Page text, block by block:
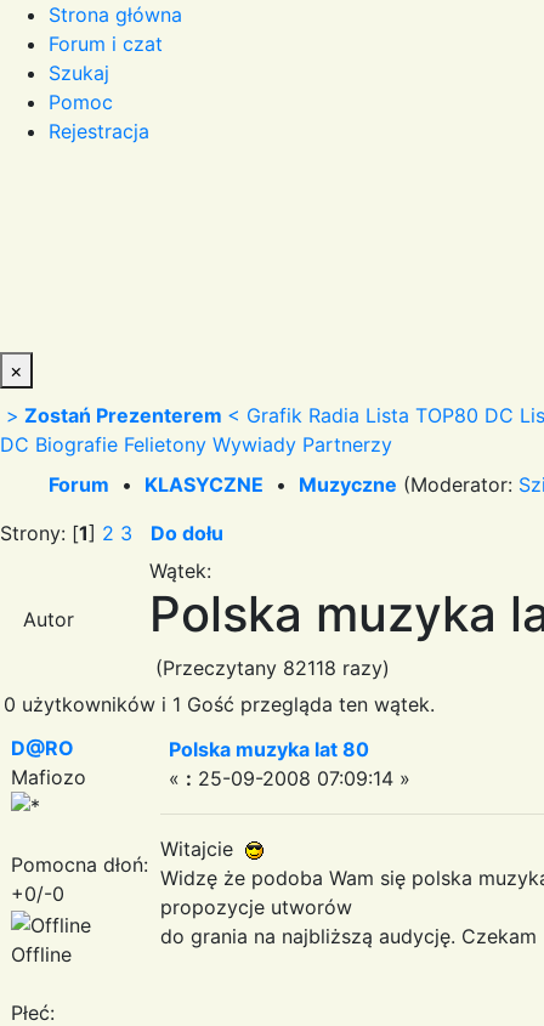
Strona główna
Forum i czat
Szukaj
Pomoc
Rejestracja
×
> Zostań Prezenterem < Grafik Radia Lista TOP80 DC
DC Biografie Felietony Wywiady Partnerzy
Forum • KLASYCZNE • Muzyczne (Moderator:
Strony: [1] 2 3 Do dołu
Autor
Wątek:
Polska muzyka
(Przeczytany 82118 razy)
0 użytkowników i 1 Gość przegląda ten wątek.
D@RO
Mafiozo
Pomocna dłoń:
+0/-0
Offline
Płeć:
Polska muzyka lat 80
« : 25-09-2008 07:09:14 »
Witajcie
Widzę że podoba Wam się polska
propozycje utworów
do grania na najbliższą audycję.